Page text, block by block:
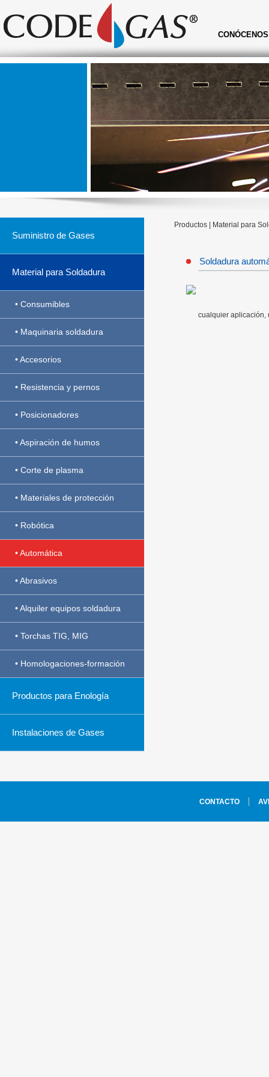
CONÓCENOS
Suministro de Gases
Material para Soldadura
• Consumibles
• Maquinaria soldadura
• Accesorios
• Resistencia y pernos
• Posicionadores
• Aspiración de humos
• Corte de plasma
• Materiales de protección
• Robótica
• Automática
• Abrasivos
• Alquiler equipos soldadura
• Torchas TIG, MIG
• Homologaciones-formación
Productos para Enología
Instalaciones de Gases
Productos | Material para
Soldadura
cualquier aplicación,
CONTACTO